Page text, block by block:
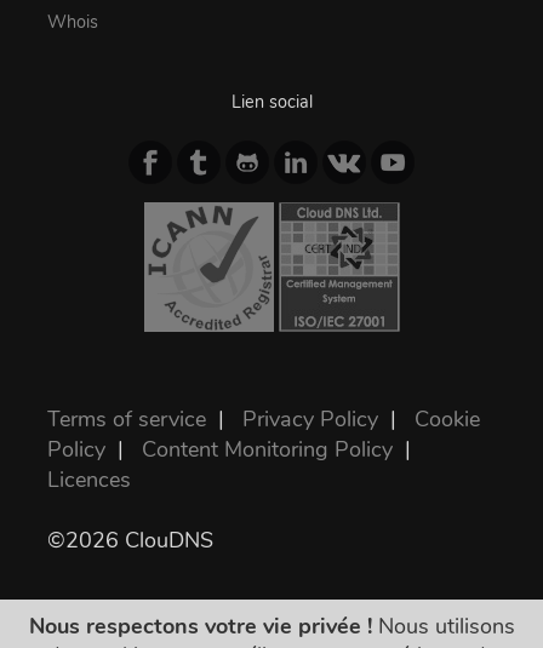
Whois
Lien social
Terms of service | Privacy Policy | Cookie
Policy | Content Monitoring Policy |
Licences
©2026 ClouDNS
Nous respectons votre vie privée !Nous utilisons